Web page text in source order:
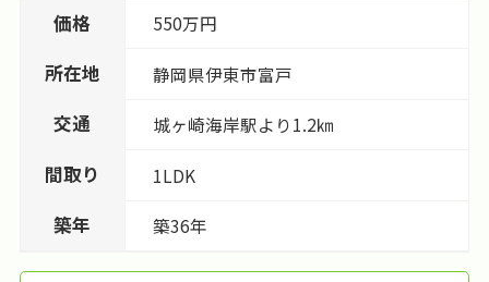
価格 550万円
所在地 静岡県伊東市富戸
交通 城ヶ崎海岸駅より1.2㎞
間取り 1LDK
築年 築36年